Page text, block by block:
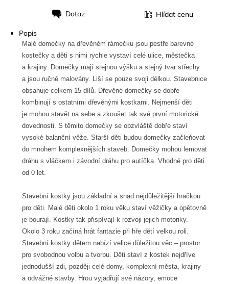
Dotaz Hlídat cenu
Popis
Malé domečky na dřevěném rámečku jsou pestře barevné
kostečky a děti s nimi rychle vystaví celé ulice, městečka
a krajiny. Domečky mají stejnou výšku a stejný tvar střechy
a jsou ručně malovány. Liší se pouze svoji délkou. Stavebnice
obsahuje celkem 15 dílů. Dřevěné domečky se dobře
kombinují s ostatními dřevěnými kostkami. Nejmenší děti
je mohou stavět na sebe a zkoušet tak své první motorické
dovednosti. S těmito domečky se obzvláště dobře staví
vysoké balanční věže. Starší děti budou domečky začleňovat
do mnohem komplexnějších staveb. Domečky mohou lemovat
dráhu s vláčkem i závodní dráhu pro autíčka. Vhodné pro děti
od 0 let.
Stavební kostky jsou základní a snad nejdůležitější hračkou
pro děti. Malé děti okolo 1 roku věku staví věžičky a opětovně
je bourají. Kostky tak přispívají k rozvoji jejich motoriky.
Okolo 3 roku začíná hrát fantazie při hře dětí velkou roli.
Stavební kostky dětem nabízí velice důležitou věc – prostor
pro svobodnou volbu a tvorbu. Děti staví z kostek nejdříve
jednodušší zdi, později celé domy, komplexní města, krajiny
a odvážné stavby. Hrou vyjadřují své názory, emoce